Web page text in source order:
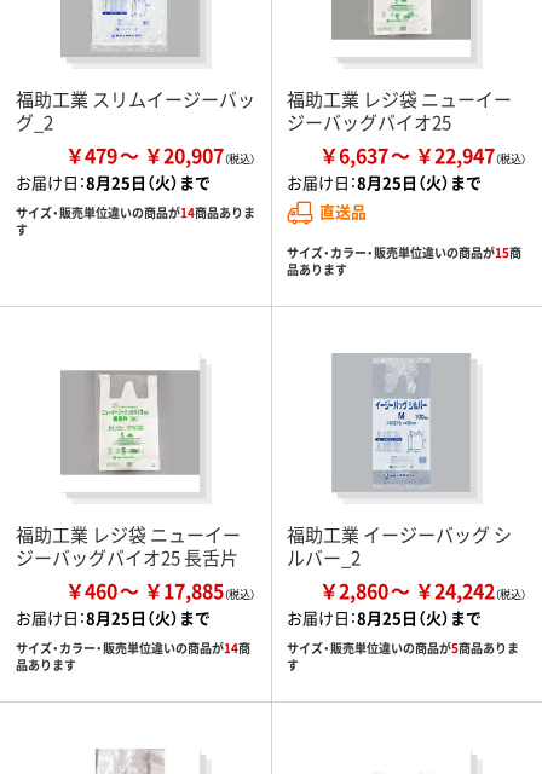
福助工業 スリムイージーバッ
グ_2
￥479 ￥20,907
お届け日：8月25日（火）まで
サイズ・販売単位違いの商品が14商品ありま
す
福助工業 レジ袋 ニューイー
ジーバッグバイオ25
￥6,637 ￥22,947
お届け日：8月25日（火）まで
直送品
サイズ・カラー・販売単位違いの商品が15商
品あります
福助工業 レジ袋 ニューイー
ジーバッグバイオ25 長舌片
￥460 ￥17,885
お届け日：8月25日（火）まで
サイズ・カラー・販売単位違いの商品が14商
品あります
福助工業 イージーバッグ シ
ルバー_2
￥2,860 ￥24,242
お届け日：8月25日（火）まで
サイズ・販売単位違いの商品が5商品ありま
す